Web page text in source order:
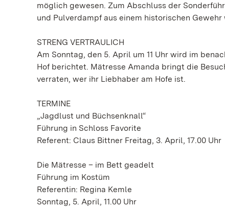
möglich gewesen. Zum Abschluss der
und Pulverdampf aus einem historischen
STRENG VERTRAULICH
Am Sonntag, den 5. April um 11 Uhr wird im
Hof berichtet. Mätresse Amanda bringt die
verraten, wer ihr Liebhaber am Hofe ist.
TERMINE
„Jagdlust und Büchsenknall“
Führung in Schloss Favorite
Referent: Claus Bittner Freitag, 3. April, 17.00 Uhr
Die Mätresse – im Bett geadelt
Führung im Kostüm
Referentin: Regina Kemle
Sonntag, 5. April, 11.00 Uhr